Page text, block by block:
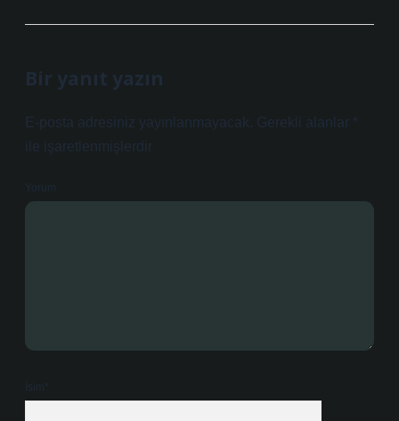
Bir yanıt yazın
E-posta adresiniz yayınlanmayacak. Gerekli alanlar *
ile işaretlenmişlerdir
Yorum
İsim*